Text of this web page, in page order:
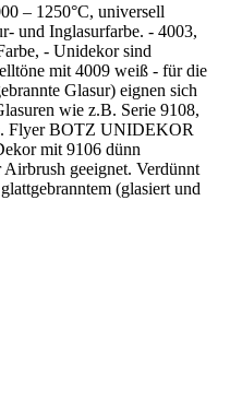
– 1250°C, universell
und Inglasurfarbe. - 4003,
- Unidekor sind
mit 4009 weiß - für die
Glasur) eignen sich
wie z.B. Serie 9108,
Flyer BOTZ UNIDEKOR
mit 9106 dünn
geeignet. Verdünnt
(glasiert und